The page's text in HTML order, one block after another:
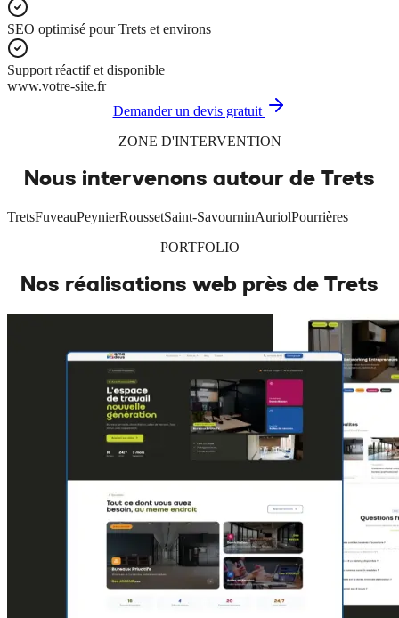
SEO optimisé pour Trets et environs
Support réactif et disponible
www.votre-site.fr
Demander un devis gratuit
ZONE D'INTERVENTION
Nous intervenons autour de Trets
TretsFuveauPeynierRoussetSaint-SavourninAuriolPourrières
PORTFOLIO
Nos réalisations web près de Trets